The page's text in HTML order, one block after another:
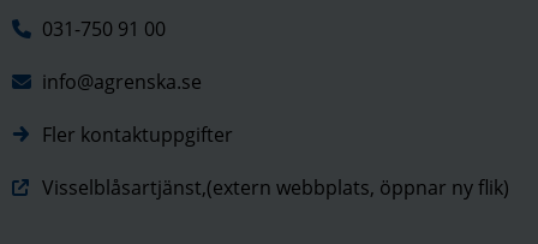
031-750 91 00
info@agrenska.se
Fler kontaktuppgifter
Visselblåsartjänst,(extern webbplats, öppnar ny flik)